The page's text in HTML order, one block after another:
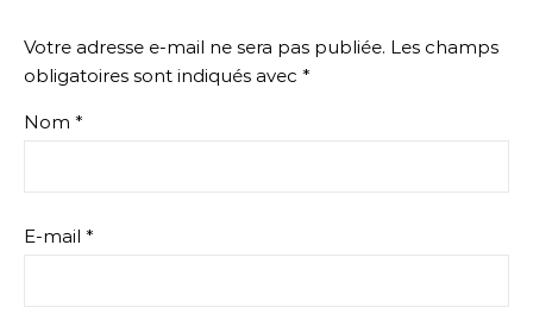
Votre adresse e-mail ne sera pas publiée. Les champs
obligatoires sont indiqués avec *
Nom *
E-mail *